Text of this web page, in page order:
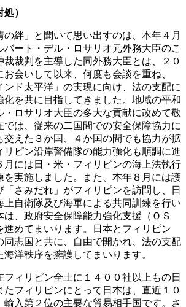
）
絆」と聞いて思い出すのは、本年４月
バート・デル・ロサリオ元外務大臣のこ
裁裁判を主導した同外務大臣とは、２０
お会いして以来、何度も会談を重ね、
ンド太平洋」の実現に向け、法の支配に
化を共に目指してきました。地域の平和
・ロサリオ大臣の多大な貢献に改めて敬
では、従来の二国間での安全保障協力に
交えた３か国、４か国の間でも協力が拡
リピン沿岸警備隊の能力強化も順調に進
月には日・米・フィリピンの海上法執行
を実施しました。また、本年８月には護
さみだれ」がフィリピンを訪問し、日
上自衛隊及び海軍による共同訓練を行い
は、政府安全保障能力強化支援（ＯＳ
進めてまいります。日本とフィリピン
同志国と共に、自由で開かれ、法の支配
洋秩序を擁護してまいります。
ィリピン全土に１４００社以上もの日
たフィリピンにとって日本は、直近１０
輸入第２位の主要な貿易相手国です。さ